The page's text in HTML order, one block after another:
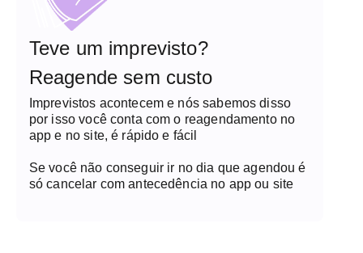
Teve um imprevisto?
Reagende sem custo
Imprevistos acontecem e nós sabemos disso
por isso você conta com o reagendamento no
app e no site, é rápido e fácil
Se você não conseguir ir no dia que agendou é
só cancelar com antecedência no app ou site